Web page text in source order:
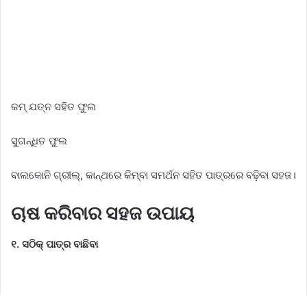
କମ୍ ଯତ୍ନ ସହିତ ଫୁଲ
ସୁଗନ୍ଧିତ ଫୁଲ
ବାଲକୋନି ଗ୍ରୀଲ୍, କାନ୍ଥରେ କିମ୍ବା ସମର୍ଥନ ସହିତ ପାତ୍ରରେ ବଢ଼ିବା ସହଜ।
ଚାଷ କରିବାର ସହଜ ଉପାୟ
୧. ସଠିକ୍ ପାତ୍ର ବାଛିବା